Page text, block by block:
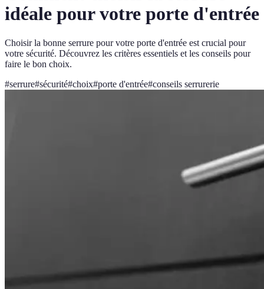
idéale pour votre porte d'entrée
Choisir la bonne serrure pour votre porte d'entrée est crucial pour
votre sécurité. Découvrez les critères essentiels et les conseils pour
faire le bon choix.
#serrure#sécurité#choix#porte d'entrée#conseils serrurerie